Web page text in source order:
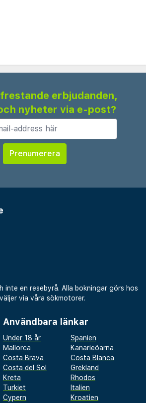
Galla är väl anpassat för
på begäran. Den vänliga
redo att hjälpa till med
lokala rekommendationer och
för att säkerställa
vistelse i Pristina.
erbjudanden,
nyheter via e-post?
inte en resebyrå. Alla bokningar görs hos
via våra sökmotorer.
Användbara länkar
Under 18 år
Spanien
Mallorca
Kanarieöarna
Costa Brava
Costa Blanca
Costa del Sol
Grekland
Kreta
Rhodos
Turkiet
Italien
Cypern
Kroatien